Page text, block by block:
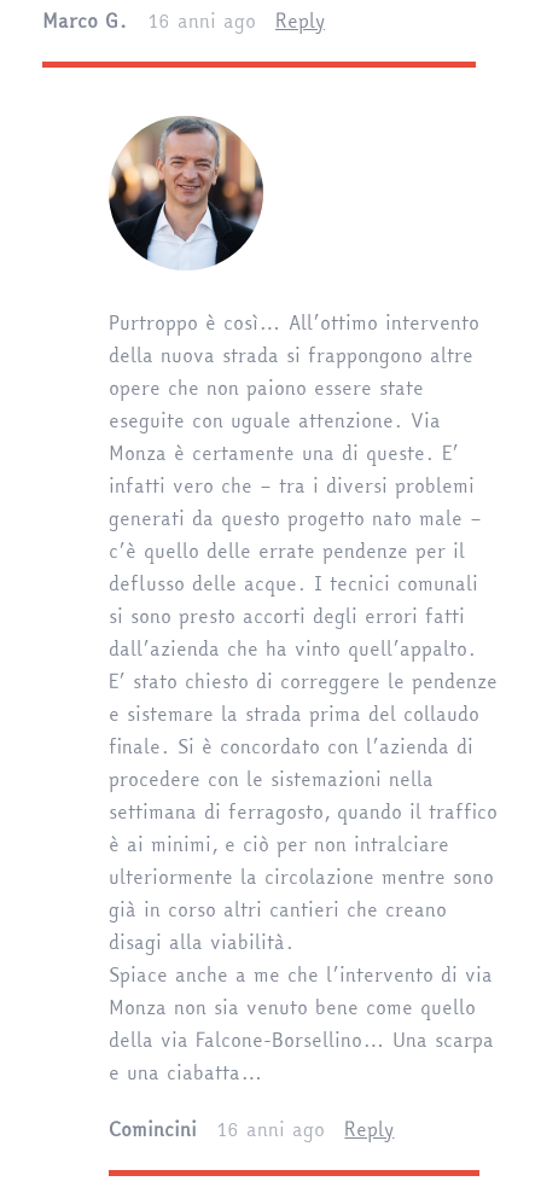
Marco G.
16 anni ago Reply
Purtroppo è così… All’ottimo intervento
della nuova strada si frappongono altre
opere che non paiono essere state
eseguite con uguale attenzione. Via
Monza è certamente una di queste. E’
infatti vero che – tra i diversi problemi
generati da questo progetto nato male –
c’è quello delle errate pendenze per il
deflusso delle acque. I tecnici comunali
si sono presto accorti degli errori fatti
dall’azienda che ha vinto quell’appalto.
E’ stato chiesto di correggere le pendenze
e sistemare la strada prima del collaudo
finale. Si è concordato con l’azienda di
procedere con le sistemazioni nella
settimana di ferragosto, quando il traffico
è ai minimi, e ciò per non intralciare
ulteriormente la circolazione mentre sono
già in corso altri cantieri che creano
disagi alla viabilità.
Spiace anche a me che l’intervento di via
Monza non sia venuto bene come quello
della via Falcone-Borsellino… Una scarpa
e una ciabatta…
Comincini
16 anni ago Reply